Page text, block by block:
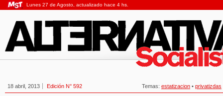
Lunes 27 de Agosto, actualizado hace 4 hs.
18 abril, 2013 Edición N° 592 Temas: estatizacion • privatizdas